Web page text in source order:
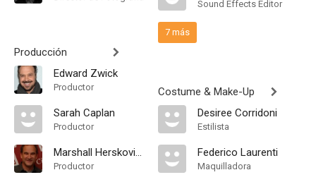
Producción
Edward Zwick
Productor
Sarah Caplan
Productor
Marshall Herskovitz
Productor
Sound Effects Editor
7 más
Costume & Make-Up
Desiree Corridoni
Estilista
Federico Laurenti
Maquilladora